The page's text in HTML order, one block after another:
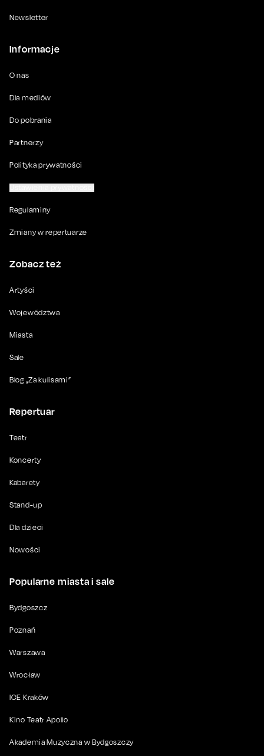
Newsletter
Informacje
O nas
Dla mediów
Do pobrania
Partnerzy
Polityka prywatności
Regulaminy
Zmiany w repertuarze
Zobacz też
Artyści
Województwa
Miasta
Sale
Blog „Za kulisami”
Repertuar
Teatr
Koncerty
Kabarety
Stand-up
Dla dzieci
Nowości
Popularne miasta i sale
Bydgoszcz
Poznań
Warszawa
Wrocław
ICE Kraków
Kino Teatr Apollo
Akademia Muzyczna w Bydgoszczy